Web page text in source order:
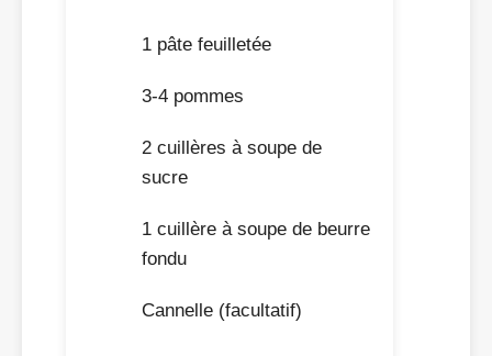
1 pâte feuilletée
3-4 pommes
2 cuillères à soupe de
sucre
1 cuillère à soupe de beurre
fondu
Cannelle (facultatif)